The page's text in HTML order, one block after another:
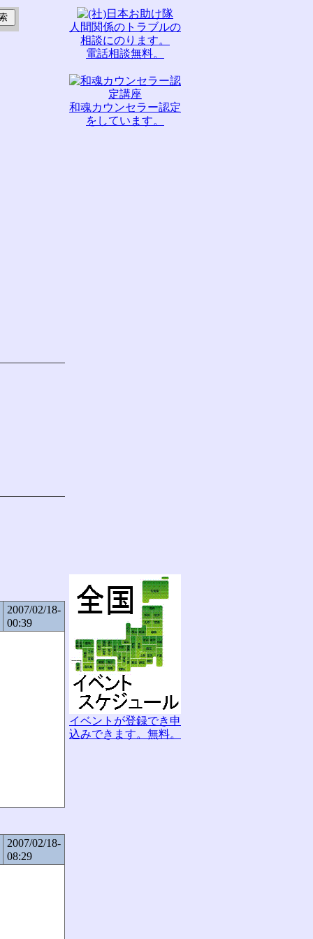
2007/02/18-
00:39
2007/02/18-
08:29
人間関係のトラブルの
相談にのります。
電話相談無料。
和魂カウンセラー認定
をしています。
イベントが登録でき申
込みできます。無料。